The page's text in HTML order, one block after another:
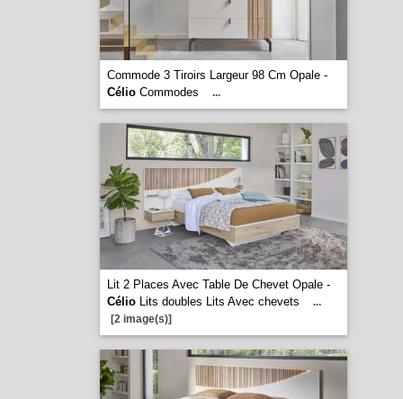
Commode 3 Tiroirs Largeur 98 Cm Opale -
CélioCommodes ...
Lit 2 Places Avec Table De Chevet Opale -
CélioLits doubles Lits Avec chevets
...
[2 image(s)]